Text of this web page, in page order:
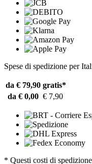
Spese di spedizione per
da € 79,90 gratis*
da € 0,00 € 7,90
* Questi costi di